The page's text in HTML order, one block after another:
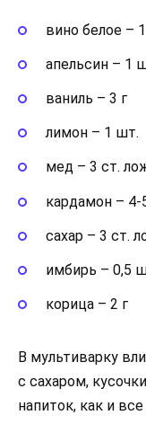
вино белое –
апельсин – 1
ваниль – 3 г
лимон – 1 шт.
мед – 3 ст.
кардамон – 4-
сахар – 3 ст.
имбирь – 0,5
корица – 2 г
В мультиварку
с сахаром,
напиток, как и